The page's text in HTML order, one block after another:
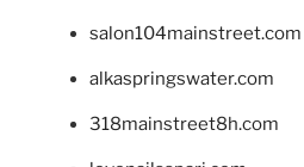
salon104mainstreet.com
alkaspringswater.com
318mainstreet8h.com